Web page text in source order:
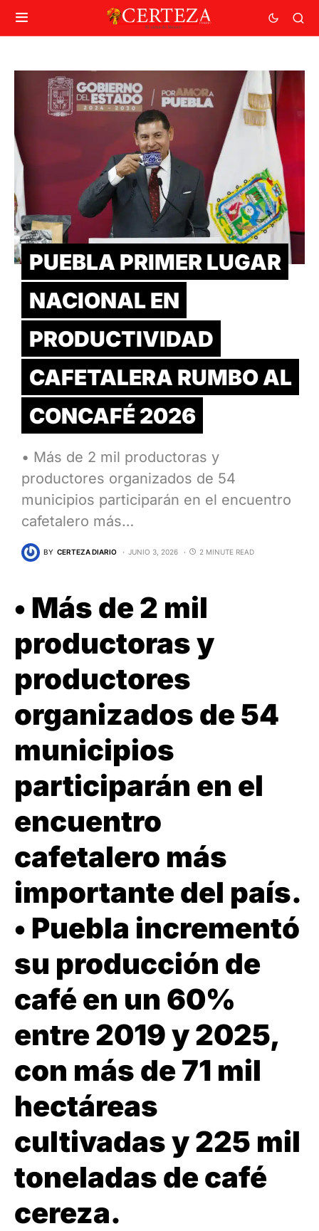
PUEBLA PRIMER LUGAR
NACIONAL EN
PRODUCTIVIDAD
CAFETALERA RUMBO AL
CONCAFÉ 2026
•⁠ ⁠Más de 2 mil productoras y
productores organizados de 54
municipios participarán en el encuentro
cafetalero más…
BY CERTEZA DIARIO JUNIO 3, 2026 2 MINUTE READ
•⁠ ⁠Más de 2 mil
productoras y
productores
organizados de 54
municipios
participarán en el
encuentro
cafetalero más
importante del país.
•⁠ ⁠Puebla incrementó
su producción de
café en un 60%
entre 2019 y 2025,
con más de 71 mil
hectáreas
cultivadas y 225 mil
toneladas de café
cereza.